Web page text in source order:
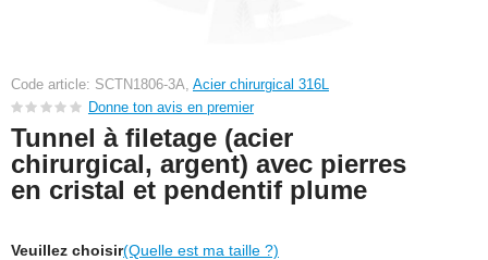
Code article: SCTN1806-3A, Acier chirurgical 316L
Donne ton avis en premier
Tunnel à filetage (acier
chirurgical, argent) avec pierres
en cristal et pendentif plume
Veuillez choisir(Quelle est ma taille ?)